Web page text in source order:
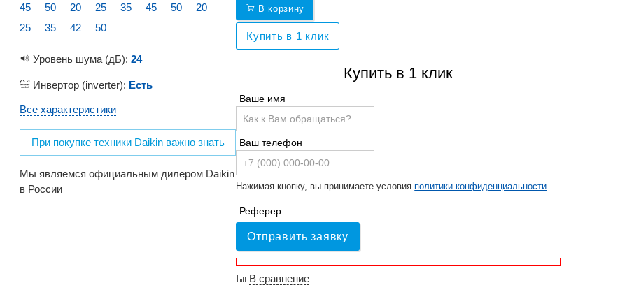
В корзину
Купить в 1 клик
Купить в 1 клик
Ваше имя
Ваш телефон
Нажимая кнопку, вы принимаете условияполитики конфиденциальности
Реферер
Отправить заявку
В сравнение
45
50 20 25 35 45 50
20
25
35 42 50
Уровень шума (дБ):24
Инвертор (inverter): Есть
Все характеристики
При покупке техники Daikin важно знать
Мы являемся официальным дилером Daikin
в России